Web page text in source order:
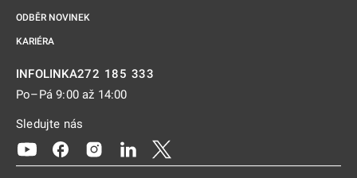
ODBĚR NOVINEK
KARIÉRA
INFOLINKA272 185 333
Po–Pá 9:00 až 14:00
Sledujte nás
Odkaz se otevře na nové kartě
Odkaz se otevře na nové kartě
Odkaz se otevře na nové kartě
Odkaz se otevře na nové kartě